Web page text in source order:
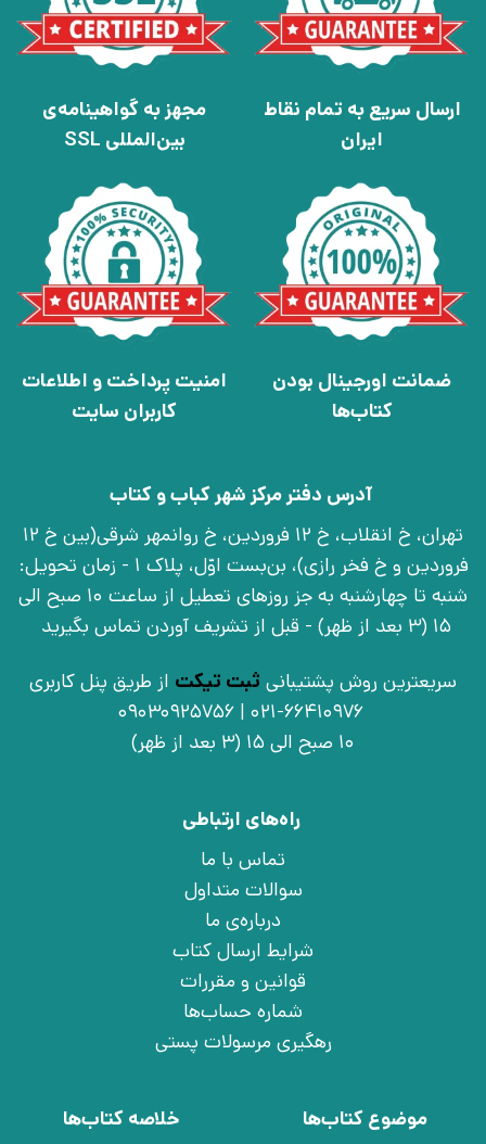
ارسال سریع به تمام نقاط
ایران
مجهز به گواهینامه‌ی
بین‌المللی SSL
ضمانت اورجینال بودن
کتاب‌ها
امنیت پرداخت و اطلاعات
کاربران سایت
آدرس دفتر مرکز شهر کباب و کتاب
تهران، خ انقلاب، خ 12 فروردین، خ روانمهر شرقی(بین خ 12
فروردین و خ فخر رازی)، بن‌بست اوّل، پلاک 1 - زمان تحویل:
شنبه تا چهارشنبه به جز روزهای تعطیل از ساعت 10 صبح الی
15 (3 بعد از ظهر) - قبل از تشریف آوردن تماس بگیرید
سریعترین روش پشتیبانی ثبت تیکت از طریق پنل کاربری
021-66410976 | 09030925756
10 صبح الی 15 (3 بعد از ظهر)
راه‌های ارتباطی
تماس با ما
سوالات متداول
درباره‌ی ما
شرایط ارسال کتاب
قوانین و مقررات
شماره حساب‌ها
رهگیری مرسولات پستی
موضوع کتاب‌ها
خلاصه کتاب‌ها